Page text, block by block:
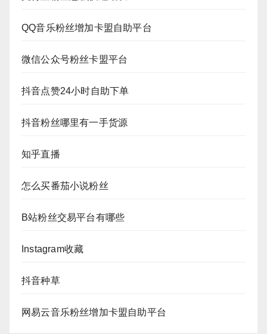
QQ音乐粉丝增加卡盟自助平台
微信公众号粉丝卡盟平台
抖音点赞24小时自助下单
抖音粉丝哪里有一手货源
知乎直播
怎么买番茄小说粉丝
B站粉丝交易平台有哪些
Instagram收藏
抖音种草
网易云音乐粉丝增加卡盟自助平台